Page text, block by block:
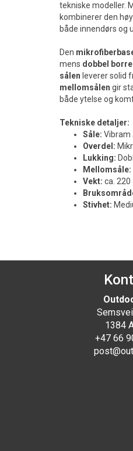
tekniske modeller.
kombinerer den
både innendørs og
Den
mens dobbel
sålen leverer solid
mellomsålen gir
både ytelse og
Tekniske detaljer:
Såle: Vibram
Overdel:
Lukking:
Mellomsåle:
Vekt: ca. 220
Stivhet:
1384
+47 66